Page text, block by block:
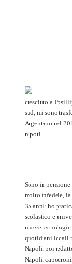
cresciuto a
sud, mi sono
Argentano nel
nipoti.
Sono in
molto infedele, la
35 anni: ho
scolastico e
nuove
quotidiani locali
Napoli, poi
Napoli,